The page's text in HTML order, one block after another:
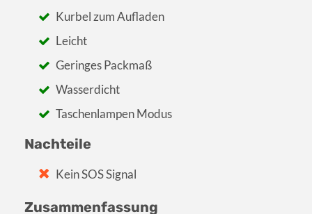
Kurbel zum Aufladen
Leicht
Geringes Packmaß
Wasserdicht
Taschenlampen Modus
Nachteile
Kein SOS Signal
Zusammenfassung